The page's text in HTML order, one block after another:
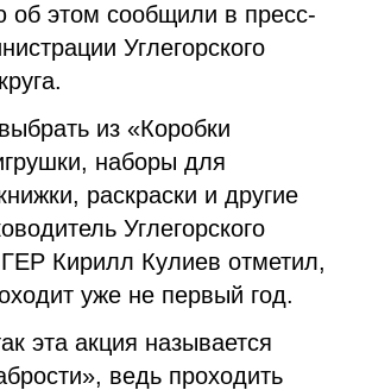
этом сообщили в пресс-
Углегорского
из «Коробки
наборы для
раскраски и другие
Углегорского
Кирилл Кулиев отметил,
уже не первый год.
эта акция называется
ведь проходить